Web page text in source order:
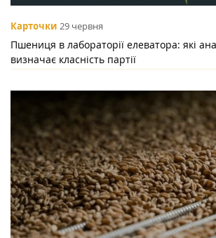
Карточки 29 червня
Пшениця в лабораторії елеватора: які
визначає класність партії